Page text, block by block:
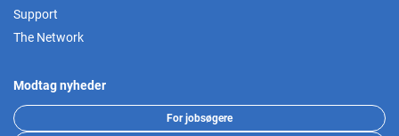
Support
The Network
Modtag nyheder
For jobsøgere